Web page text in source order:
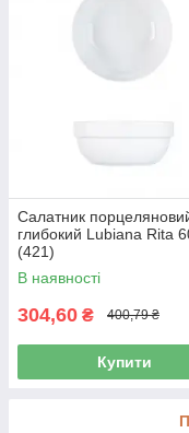
Салатник
глибокий Lubiana Rita
(421)
В наявності
304,60 ₴ 400,79 ₴
Купити